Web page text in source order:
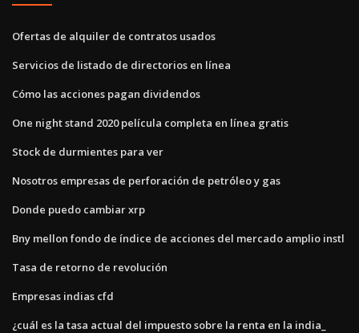
Ofertas de alquiler de contratos usados
Servicios de listado de directorios en línea
Cómo las acciones pagan dividendos
One night stand 2020 película completa en línea gratis
Stock de durmientes para ver
Nosotros empresas de perforación de petróleo y gas
Donde puedo cambiar xrp
Bny mellon fondo de índice de acciones del mercado amplio instl
Tasa de retorno de revolución
Empresas indias cfd
¿cuál es la tasa actual del impuesto sobre la renta en la india_